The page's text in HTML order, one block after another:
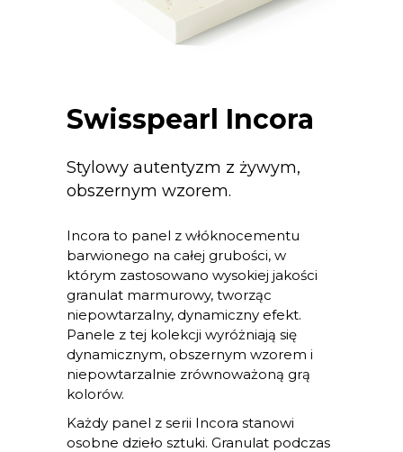
Swisspearl Incora
Stylowy autentyzm z żywym,
obszernym wzorem.
Incora to panel z włóknocementu
barwionego na całej grubości, w
którym zastosowano wysokiej jakości
granulat marmurowy, tworząc
niepowtarzalny, dynamiczny efekt.
Panele z tej kolekcji wyróżniają się
dynamicznym, obszernym wzorem i
niepowtarzalnie zrównoważoną grą
kolorów.
Każdy panel z serii Incora stanowi
osobne dzieło sztuki. Granulat podczas